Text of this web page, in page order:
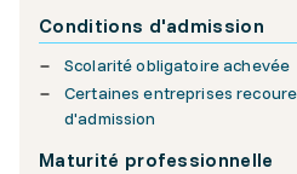
Conditions d'admission
Scolarité obligatoire achevée
Certaines entreprises
d'admission
Maturité professionnelle